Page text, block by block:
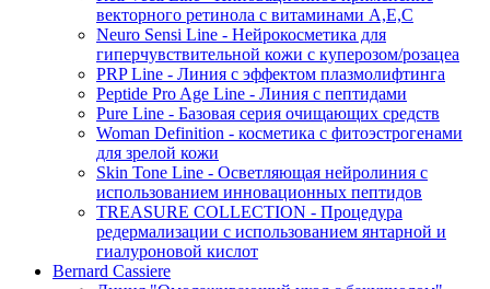
векторного ретинола с витаминами A,Е,С
Neuro Sensi Line - Нейрокосметика для
гиперчувствительной кожи с куперозом/розацеа
PRP Line - Линия с эффектом плазмолифтинга
Peptide Pro Age Line - Линия с пептидами
Pure Line - Базовая серия очищающих средств
Woman Definition - косметика с фитоэстрогенами
для зрелой кожи
Skin Tone Line - Осветляющая нейролиния с
использованием инновационных пептидов
TREASURE COLLECTION - Процедура
редермализации с использованием янтарной и
гиалуроновой кислот
Bernard Cassiere